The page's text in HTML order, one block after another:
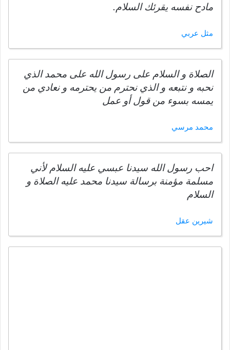
مادح نفسه يقرئك السلام.
مثل عربي
الصلاة و السلام على رسول الله على محمد الذي
نحبه و نتبعه و الذي نحترم من يحترمه و نعادي من
يمسه بسوء من قول أو عمل
محمد مرسي
احب رسول الله سيدنا عبسي عليه السلام لأني
مسلمة مؤمنة برسالة سيدنا محمد عليه الصلاة و
السلام
شيرين عقل